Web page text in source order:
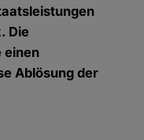
Die
einen
Ablösung der